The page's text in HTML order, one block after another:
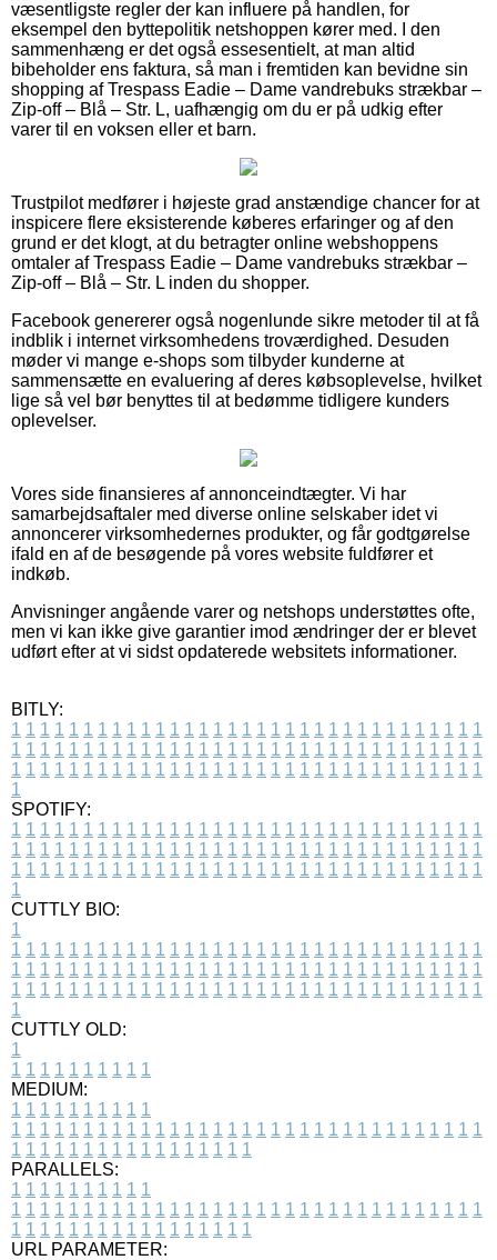
væsentligste regler der kan influere på handlen, for
eksempel den byttepolitik netshoppen kører med. I den
sammenhæng er det også essesentielt, at man altid
bibeholder ens faktura, så man i fremtiden kan bevidne sin
shopping af Trespass Eadie – Dame vandrebuks strækbar –
Zip-off – Blå – Str. L, uafhængig om du er på udkig efter
varer til en voksen eller et barn.
Trustpilot medfører i højeste grad anstændige chancer for at
inspicere flere eksisterende køberes erfaringer og af den
grund er det klogt, at du betragter online webshoppens
omtaler af Trespass Eadie – Dame vandrebuks strækbar –
Zip-off – Blå – Str. L inden du shopper.
Facebook genererer også nogenlunde sikre metoder til at få
indblik i internet virksomhedens troværdighed. Desuden
møder vi mange e-shops som tilbyder kunderne at
sammensætte en evaluering af deres købsoplevelse, hvilket
lige så vel bør benyttes til at bedømme tidligere kunders
oplevelser.
Vores side finansieres af annonceindtægter. Vi har
samarbejdsaftaler med diverse online selskaber idet vi
annoncerer virksomhedernes produkter, og får godtgørelse
ifald en af de besøgende på vores website fuldfører et
indkøb.
Anvisninger angående varer og netshops understøttes ofte,
men vi kan ikke give garantier imod ændringer der er blevet
udført efter at vi sidst opdaterede websitets informationer.
BITLY:
1 1 1 1 1 1 1 1 1 1 1 1 1 1 1 1 1 1 1 1 1 1 1 1 1 1 1 1 1 1 1 1 1
1 1 1 1 1 1 1 1 1 1 1 1 1 1 1 1 1 1 1 1 1 1 1 1 1 1 1 1 1 1 1 1 1
1 1 1 1 1 1 1 1 1 1 1 1 1 1 1 1 1 1 1 1 1 1 1 1 1 1 1 1 1 1 1 1 1
1
SPOTIFY:
1 1 1 1 1 1 1 1 1 1 1 1 1 1 1 1 1 1 1 1 1 1 1 1 1 1 1 1 1 1 1 1 1
1 1 1 1 1 1 1 1 1 1 1 1 1 1 1 1 1 1 1 1 1 1 1 1 1 1 1 1 1 1 1 1 1
1 1 1 1 1 1 1 1 1 1 1 1 1 1 1 1 1 1 1 1 1 1 1 1 1 1 1 1 1 1 1 1 1
1
CUTTLY BIO:
1
1 1 1 1 1 1 1 1 1 1 1 1 1 1 1 1 1 1 1 1 1 1 1 1 1 1 1 1 1 1 1 1 1
1 1 1 1 1 1 1 1 1 1 1 1 1 1 1 1 1 1 1 1 1 1 1 1 1 1 1 1 1 1 1 1 1
1 1 1 1 1 1 1 1 1 1 1 1 1 1 1 1 1 1 1 1 1 1 1 1 1 1 1 1 1 1 1 1 1
1
CUTTLY OLD:
1
1 1 1 1 1 1 1 1 1 1
MEDIUM:
1 1 1 1 1 1 1 1 1 1
1 1 1 1 1 1 1 1 1 1 1 1 1 1 1 1 1 1 1 1 1 1 1 1 1 1 1 1 1 1 1 1 1
1 1 1 1 1 1 1 1 1 1 1 1 1 1 1 1 1
PARALLELS:
1 1 1 1 1 1 1 1 1 1
1 1 1 1 1 1 1 1 1 1 1 1 1 1 1 1 1 1 1 1 1 1 1 1 1 1 1 1 1 1 1 1 1
1 1 1 1 1 1 1 1 1 1 1 1 1 1 1 1 1
URL PARAMETER: